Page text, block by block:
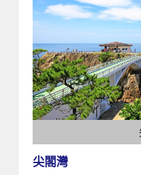
尖閣灣